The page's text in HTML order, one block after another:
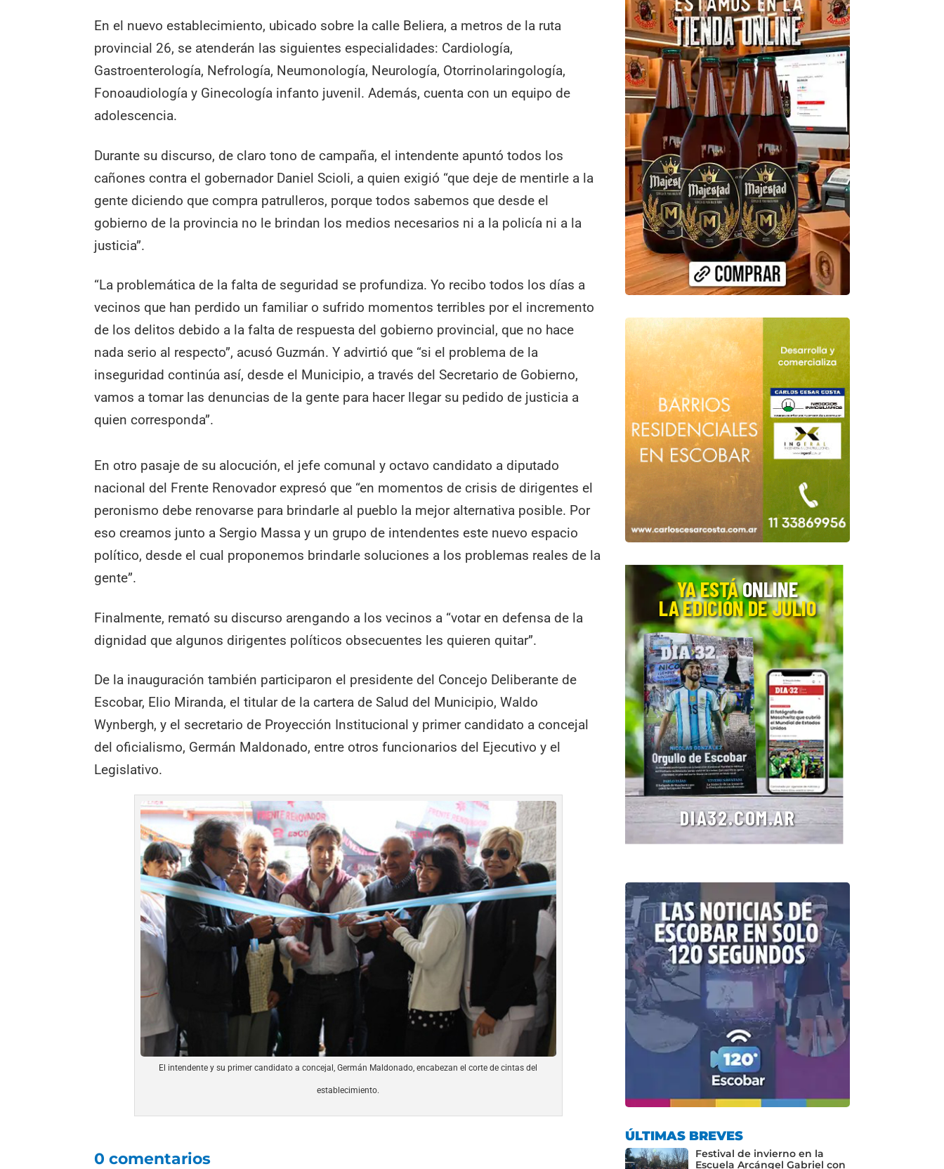
En el nuevo establecimiento, ubicado sobre la calle Beliera, a metros de la ruta
provincial 26, se atenderán las siguientes especialidades: Cardiología,
Gastroenterología, Nefrología, Neumonología, Neurología, Otorrinolaringología,
Fonoaudiología y Ginecología infanto juvenil. Además, cuenta con un equipo de
adolescencia.
Durante su discurso, de claro tono de campaña, el intendente apuntó todos los
cañones contra el gobernador Daniel Scioli, a quien exigió “que deje de mentirle a la
gente diciendo que compra patrulleros, porque todos sabemos que desde el
gobierno de la provincia no le brindan los medios necesarios ni a la policía ni a la
justicia”.
“La problemática de la falta de seguridad se profundiza. Yo recibo todos los días a
vecinos que han perdido un familiar o sufrido momentos terribles por el incremento
de los delitos debido a la falta de respuesta del gobierno provincial, que no hace
nada serio al respecto”, acusó Guzmán. Y advirtió que “si el problema de la
inseguridad continúa así, desde el Municipio, a través del Secretario de Gobierno,
vamos a tomar las denuncias de la gente para hacer llegar su pedido de justicia a
quien corresponda”.
En otro pasaje de su alocución, el jefe comunal y octavo candidato a diputado
nacional del Frente Renovador expresó que “en momentos de crisis de dirigentes el
peronismo debe renovarse para brindarle al pueblo la mejor alternativa posible. Por
eso creamos junto a Sergio Massa y un grupo de intendentes este nuevo espacio
político, desde el cual proponemos brindarle soluciones a los problemas reales de la
gente”.
Finalmente, remató su discurso arengando a los vecinos a “votar en defensa de la
dignidad que algunos dirigentes políticos obsecuentes les quieren quitar”.
De la inauguración también participaron el presidente del Concejo Deliberante de
Escobar, Elio Miranda, el titular de la cartera de Salud del Municipio, Waldo
Wynbergh, y el secretario de Proyección Institucional y primer candidato a concejal
del oficialismo, Germán Maldonado, entre otros funcionarios del Ejecutivo y el
Legislativo.
El intendente y su primer candidato a concejal, Germán Maldonado, encabezan el corte de cintas del
establecimiento.
0 comentarios
ÚLTIMAS BREVES
Festival de invierno en la
Escuela Arcángel Gabriel con